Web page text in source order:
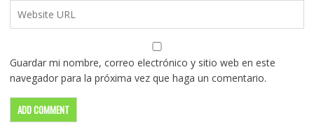
Guardar mi nombre, correo electrónico y sitio web en este
navegador para la próxima vez que haga un comentario.